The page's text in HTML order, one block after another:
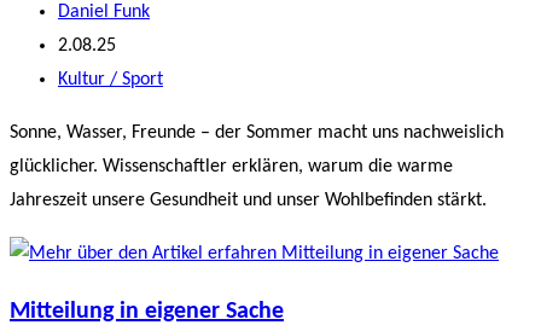
Beitrags-
Autor:
Daniel Funk
Beitrag
veröffentlicht:
2.08.25
Beitrags-
Kultur / Sport
Sonne, Wasser, Freunde – der Sommer macht uns nachweislich
glücklicher. Wissenschaftler erklären, warum die warme
Jahreszeit unsere Gesundheit und unser Wohlbefinden stärkt.
Mitteilung in eigener Sache